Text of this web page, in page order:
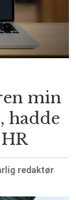
min
hadde
redaktør